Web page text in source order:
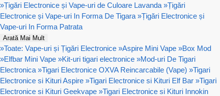
»Țigări Electronice și Vape-uri de Culoare Lavanda »Țigări
Electronice și Vape-uri In Forma De Tigara »Țigări Electronice și
Vape-uri In Forma Patrata
Arată Mai Mult
»Toate: Vape-uri și Țigări Electronice »Aspire Mini Vape »Box Mod
»Elfbar Mini Vape »Kit-uri tigari electronice »Mod-uri De Tigari
Electronica »Tigari Electronice OXVA Reincarcabile (Vape) »Tigari
Electronice si Kituri Aspire »Tigari Electronice si Kituri Elf Bar »Tigari
Electronice si Kituri Geekvape »Tigari Electronice si Kituri Innokin